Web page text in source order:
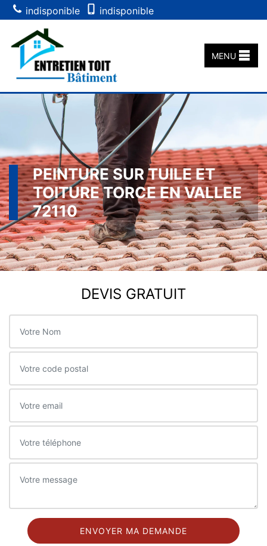
indisponible indisponible
MENU
PEINTURE SUR TUILE ET
TOITURE TORCE EN VALLEE
72110
DEVIS GRATUIT